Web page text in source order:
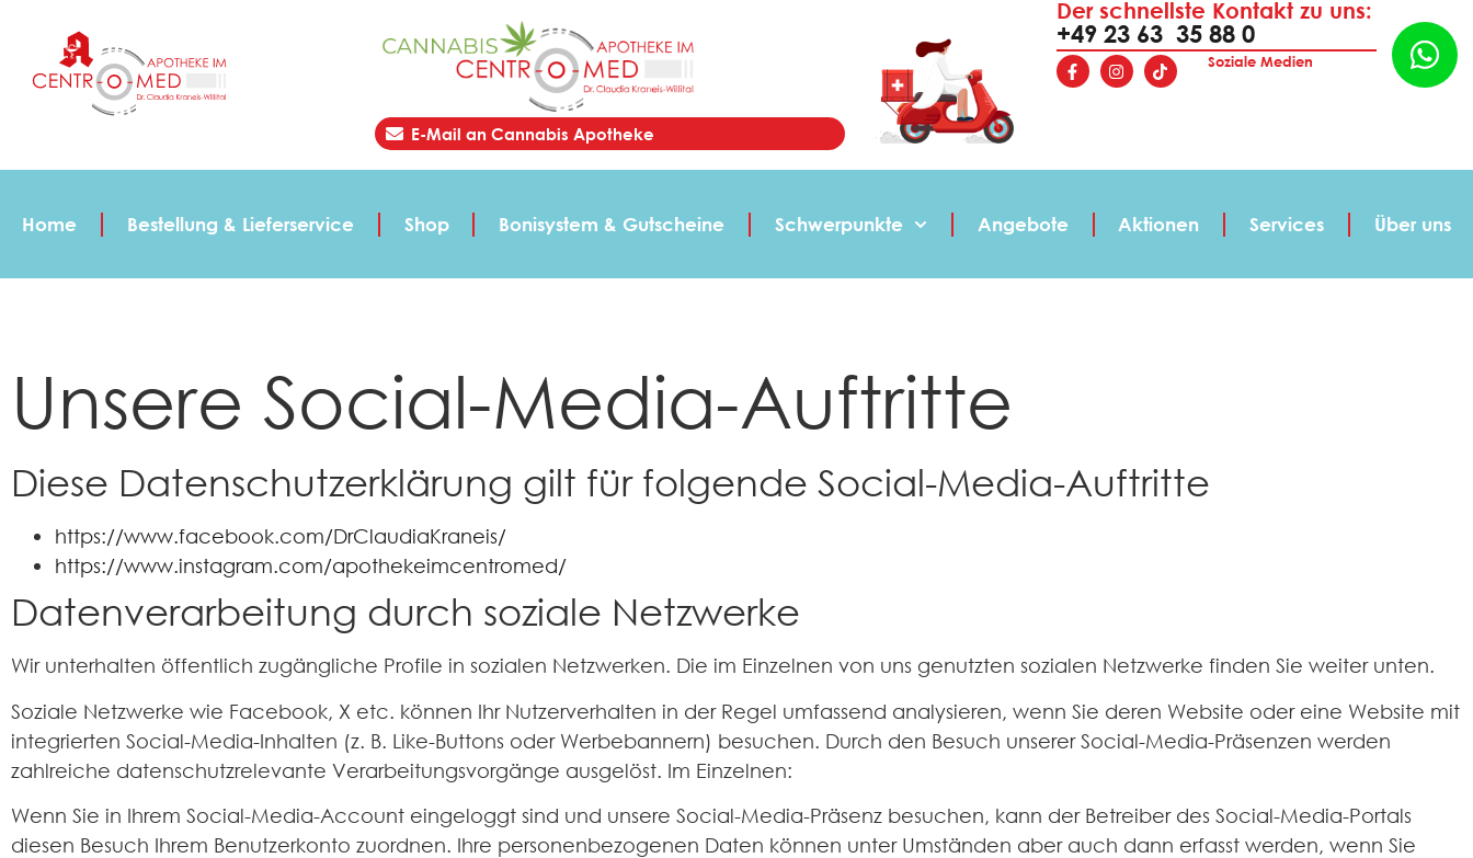
E-Mail an Cannabis Apotheke
Der schnellste Kontakt zu uns:
+49 23 63 35 88 0
Soziale Medien
Home Bestellung & Lieferservice Shop Bonisystem & Gutscheine Schwerpunkte Angebote Aktionen Services Über uns
Unsere Social-Media-Auftritte
Diese Datenschutzerklärung gilt für folgende Social-Media-Auftritte
https://www.facebook.com/DrClaudiaKraneis/
https://www.instagram.com/apothekeimcentromed/
Datenverarbeitung durch soziale Netzwerke
Wir unterhalten öffentlich zugängliche Profile in sozialen Netzwerken. Die im Einzelnen von uns genutzten sozialen Netzwerke finden Sie weiter unten.
Soziale Netzwerke wie Facebook, X etc. können Ihr Nutzerverhalten in der Regel umfassend analysieren, wenn Sie deren Website oder eine Website mit
integrierten Social-Media-Inhalten (z. B. Like-Buttons oder Werbebannern) besuchen. Durch den Besuch unserer Social-Media-Präsenzen werden
zahlreiche datenschutzrelevante Verarbeitungsvorgänge ausgelöst. Im Einzelnen:
Wenn Sie in Ihrem Social-Media-Account eingeloggt sind und unsere Social-Media-Präsenz besuchen, kann der Betreiber des Social-Media-Portals
diesen Besuch Ihrem Benutzerkonto zuordnen. Ihre personenbezogenen Daten können unter Umständen aber auch dann erfasst werden, wenn Sie